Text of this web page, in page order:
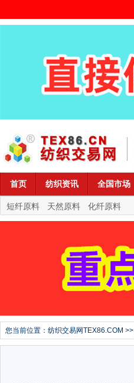
首页 纺织资讯 全国市场
短纤原料 天然原料 化纤原料
您当前位置： 纺织交易网TEX86.COM >>